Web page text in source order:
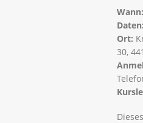
Wann:
Daten:
Ort:
30,